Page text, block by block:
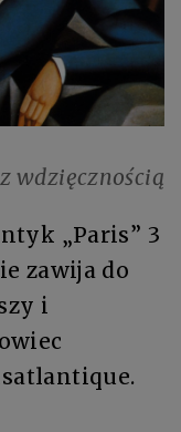
wdzięcznością
„Paris” 3
zawija do
i